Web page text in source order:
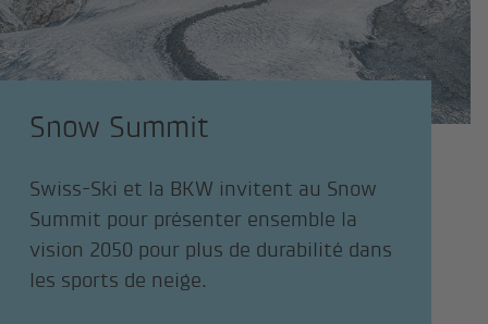
Snow Summit
Swiss-Ski et la BKW invitent au Snow
Summit pour présenter ensemble la
vision 2050 pour plus de durabilité dans
les sports de neige.